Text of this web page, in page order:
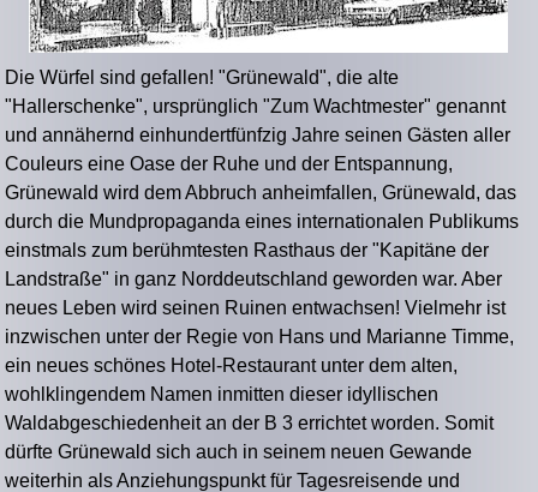
Die Würfel sind gefallen! "Grünewald", die alte
"Hallerschenke", ursprünglich "Zum Wachtmester" genannt
und annähernd einhundertfünfzig Jahre seinen Gästen aller
Couleurs eine Oase der Ruhe und der Entspannung,
Grünewald wird dem Abbruch anheimfallen, Grünewald, das
durch die Mundpropaganda eines internationalen Publikums
einstmals zum berühmtesten Rasthaus der "Kapitäne der
Landstraße" in ganz Norddeutschland geworden war. Aber
neues Leben wird seinen Ruinen entwachsen! Vielmehr ist
inzwischen unter der Regie von Hans und Marianne Timme,
ein neues schönes Hotel-Restaurant unter dem alten,
wohlklingendem Namen inmitten dieser idyllischen
Waldabgeschiedenheit an der B 3 errichtet worden. Somit
dürfte Grünewald sich auch in seinem neuen Gewande
weiterhin als Anziehungspunkt für Tagesreisende und